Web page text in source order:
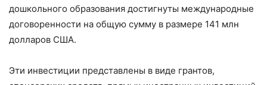
дошкольного образования достигнуты международные
договоренности на общую сумму в размере 141 млн
долларов США.
Эти инвестиции представлены в виде грантов,